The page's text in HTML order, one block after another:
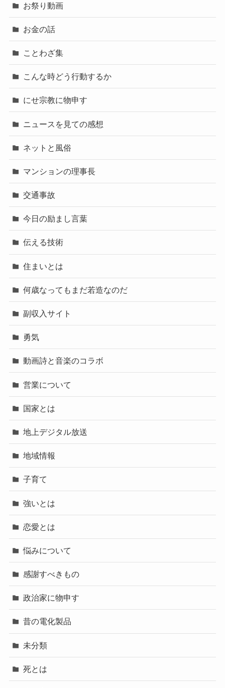
お祭り動画
お金の話
ことわざ集
こんな時どう行動するか
にせ宗教に物申す
ニュースを見ての感想
ネットと風俗
マンションの理事長
交通事故
今日の励まし言葉
伝える技術
住まいとは
何歳なってもまだ若造なのだ
副収入サイト
勇気
動画詩と音楽のコラボ
営業について
国家とは
地上デジタル放送
地域情報
子育て
強いとは
恋愛とは
悩みについて
感謝すべきもの
政治家に物申す
昔の電化製品
未分類
死とは